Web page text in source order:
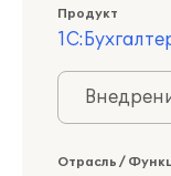
Продукт
Отрасль /